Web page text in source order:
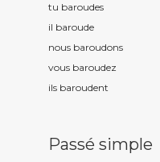
tu baroudes
il baroude
nous baroudons
vous baroudez
ils baroudent
Passé simple